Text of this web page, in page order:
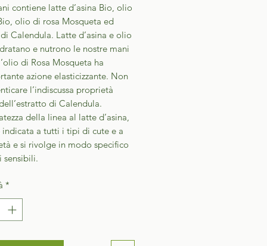
contiene latte d’asina Bio, olio
olio di rosa Mosqueta ed
Calendula. Latte d’asina e olio
e nutrono le nostre mani
di Rosa Mosqueta ha
azione elasticizzante. Non
l’indiscussa proprietà
di Calendula.
della linea al latte d’asina,
indicata a tutti i tipi di cute e a
e si rivolge in modo specifico
sensibili.
*